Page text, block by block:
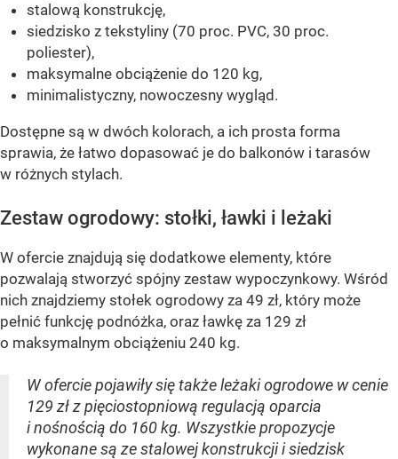
stalową konstrukcję,
siedzisko z tekstyliny (70 proc. PVC, 30 proc.
poliester),
maksymalne obciążenie do 120 kg,
minimalistyczny, nowoczesny wygląd.
Dostępne są w dwóch kolorach, a ich prosta forma
sprawia, że łatwo dopasować je do balkonów i tarasów
w różnych stylach.
Zestaw ogrodowy: stołki, ławki i leżaki
W ofercie znajdują się dodatkowe elementy, które
pozwalają stworzyć spójny zestaw wypoczynkowy. Wśród
nich znajdziemy stołek ogrodowy za 49 zł, który może
pełnić funkcję podnóżka, oraz ławkę za 129 zł
o maksymalnym obciążeniu 240 kg.
W ofercie pojawiły się także leżaki ogrodowe w cenie
129 zł z pięciostopniową regulacją oparcia
i nośnością do 160 kg. Wszystkie propozycje
wykonane są ze stalowej konstrukcji i siedzisk